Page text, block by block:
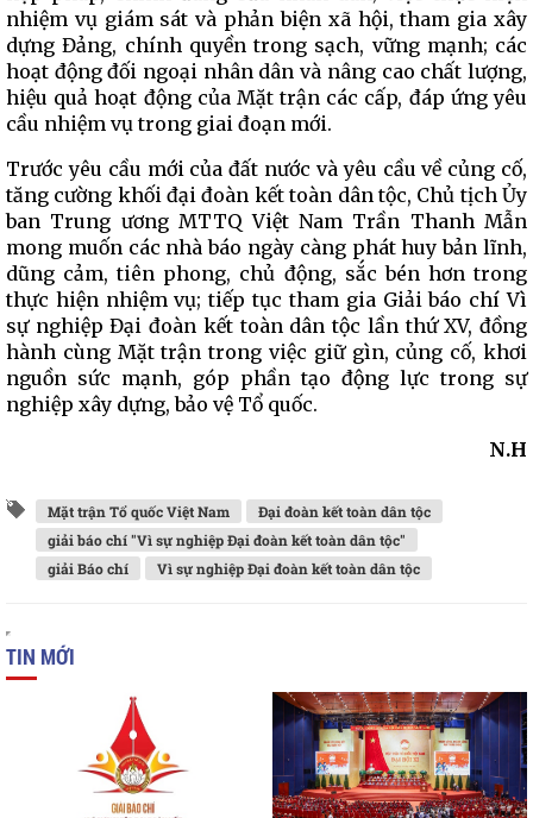
nhiệm vụ giám sát và phản biện xã hội, tham gia xây
dựng Đảng, chính quyền trong sạch, vững mạnh; các
hoạt động đối ngoại nhân dân và nâng cao chất lượng,
hiệu quả hoạt động của Mặt trận các cấp, đáp ứng yêu
cầu nhiệm vụ trong giai đoạn mới.
Trước yêu cầu mới của đất nước và yêu cầu về củng cố,
tăng cường khối đại đoàn kết toàn dân tộc, Chủ tịch Ủy
ban Trung ương MTTQ Việt Nam Trần Thanh Mẫn
mong muốn các nhà báo ngày càng phát huy bản lĩnh,
dũng cảm, tiên phong, chủ động, sắc bén hơn trong
thực hiện nhiệm vụ; tiếp tục tham gia Giải báo chí Vì
sự nghiệp Đại đoàn kết toàn dân tộc lần thứ XV, đồng
hành cùng Mặt trận trong việc giữ gìn, củng cố, khơi
nguồn sức mạnh, góp phần tạo động lực trong sự
nghiệp xây dựng, bảo vệ Tổ quốc.
N.H
Mặt trận Tổ quốc Việt Nam
Đại đoàn kết toàn dân tộc
giải báo chí "Vì sự nghiệp Đại đoàn kết toàn dân tộc"
giải Báo chí
Vì sự nghiệp Đại đoàn kết toàn dân tộc
TIN MỚI